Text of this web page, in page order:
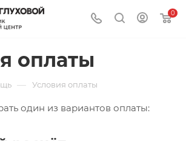
0
оплаты
— Условия оплаты
один из вариантов оплаты: